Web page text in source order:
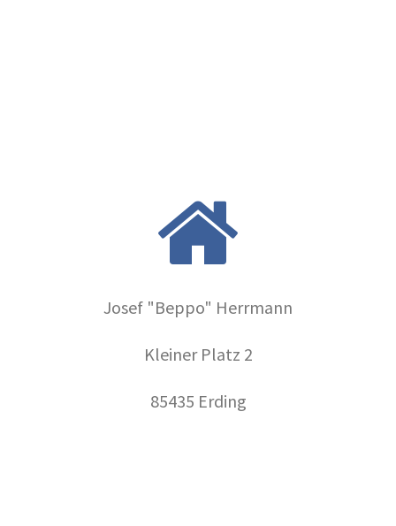
Josef "Beppo" Herrmann
Kleiner Platz 2
85435 Erding